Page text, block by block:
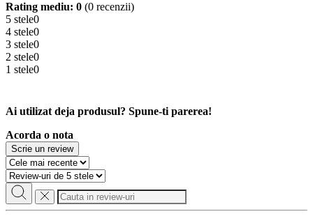
Rating mediu: 0 (0 recenzii)
5 stele0
4 stele0
3 stele0
2 stele0
1 stele0
Ai utilizat deja produsul? Spune-ti parerea!
Acorda o nota
Scrie un review